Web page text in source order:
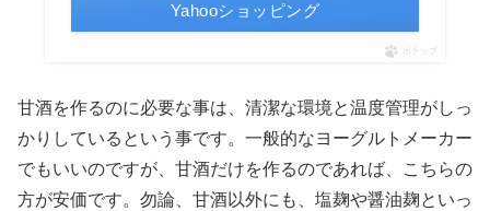
Yahooショッピング
ポチップ
甘酒を作るのに必要な事は、清潔な環境と温度管理がしっ
かりしているという事です。一般的なヨーグルトメーカー
でもいいのですが、甘酒だけを作るのであれば、こちらの
方が安価です。勿論、甘酒以外にも、塩麹や醤油麹といっ